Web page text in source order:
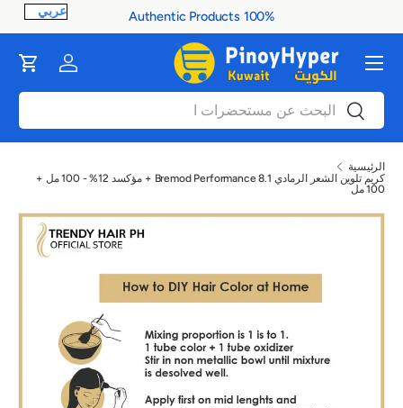
100% Authentic Products
بحث بحث
Log in
Cart القائمة
الرئيسية
كريم تلوين الشعر الرمادي Bremod Performance 8.1 + مؤكسد 12% - 100 مل +
100 مل
صورة 1 متاح الآن في عرض المعرض